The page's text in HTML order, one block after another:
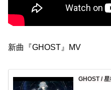
新曲『GHOST』MV
GHOST /